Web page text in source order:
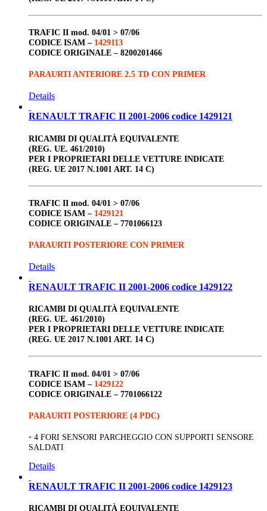
TRAFIC II mod. 04/01 > 07/06
CODICE ISAM – 1429113
CODICE ORIGINALE – 8200201466
PARAURTI ANTERIORE 2.5 TD CON PRIMER
Details
RENAULT TRAFIC II 2001-2006 codice 1429121
RICAMBI DI QUALITÀ EQUIVALENTE
(REG. UE. 461/2010)
PER I PROPRIETARI DELLE VETTURE INDICATE
(REG. UE 2017 N.1001 ART. 14 C)
TRAFIC II mod. 04/01 > 07/06
CODICE ISAM – 1429121
CODICE ORIGINALE – 7701066123
PARAURTI POSTERIORE CON PRIMER
Details
RENAULT TRAFIC II 2001-2006 codice 1429122
RICAMBI DI QUALITÀ EQUIVALENTE
(REG. UE. 461/2010)
PER I PROPRIETARI DELLE VETTURE INDICATE
(REG. UE 2017 N.1001 ART. 14 C)
TRAFIC II mod. 04/01 > 07/06
CODICE ISAM – 1429122
CODICE ORIGINALE – 7701066122
PARAURTI POSTERIORE (4 PDC)
• 4 FORI SENSORI PARCHEGGIO CON SUPPORTI SENSORE
SALDATI
Details
RENAULT TRAFIC II 2001-2006 codice 1429123
RICAMBI DI QUALITÀ EQUIVALENTE